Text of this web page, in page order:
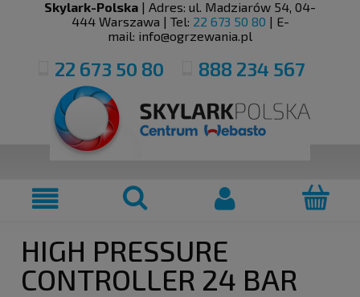
Skylark-Polska | Adres: ul. Madziarów 54, 04-
444 Warszawa | Tel: 22 673 50 80 | E-
mail: info@ogrzewania.pl
22 673 50 80 888 234 567
HIGH PRESSURE
CONTROLLER 24 BAR